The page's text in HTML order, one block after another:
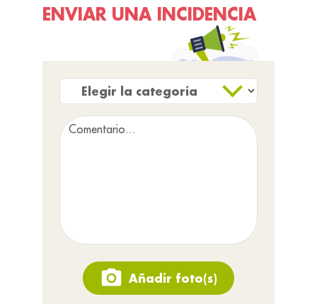
ENVIAR UNA INCIDENCIA
Añadir foto(s)